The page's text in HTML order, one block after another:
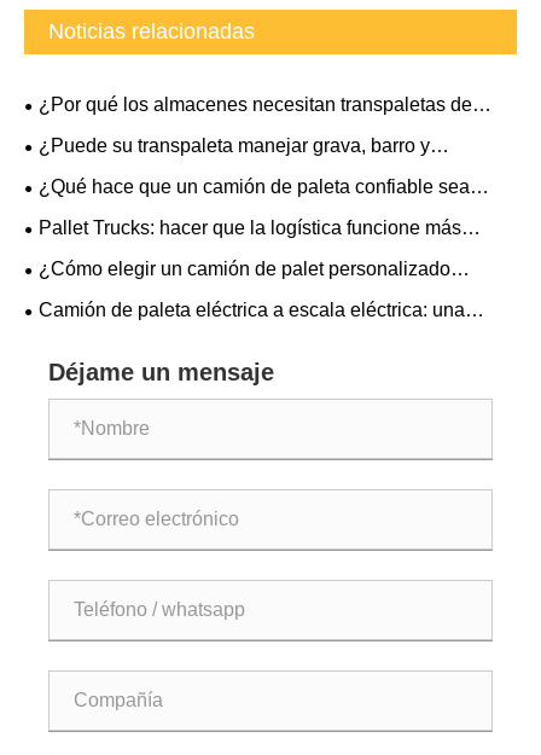
Noticias relacionadas
¿Por qué los almacenes necesitan transpaletas de
horquilla extendida?
¿Puede su transpaleta manejar grava, barro y
pendientes pronunciadas?
¿Qué hace que un camión de paleta confiable sea
indispensable para la eficiencia del almacén?
Pallet Trucks: hacer que la logística funcione más
eficiente
¿Cómo elegir un camión de palet personalizado
adecuado?
Camión de paleta eléctrica a escala eléctrica: una
Déjame un mensaje